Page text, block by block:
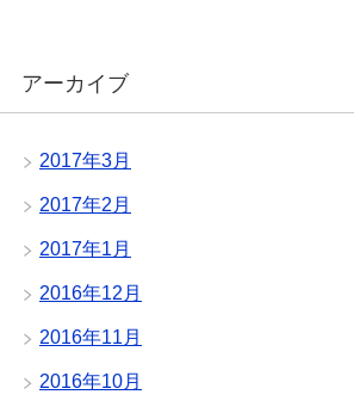
アーカイブ
2017年3月
2017年2月
2017年1月
2016年12月
2016年11月
2016年10月